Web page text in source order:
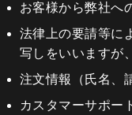
お客様から弊社へ
法律上の要請等に
写しをいいますが
注文情報（氏名、
カスタマーサポー